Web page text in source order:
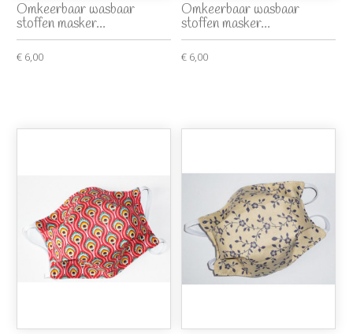
Omkeerbaar wasbaar
stoffen masker...
€ 6,00
Omkeerbaar wasbaar
stoffen masker...
€ 6,00